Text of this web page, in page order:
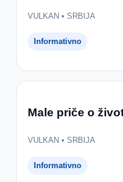
VULKAN • SRBIJA
Informativno
Male priče o
VULKAN • SRBIJA
Informativno